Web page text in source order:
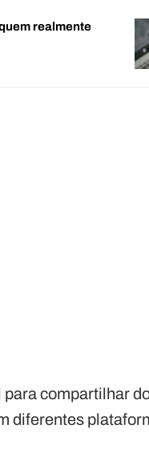
realmente
compartilhar
diferentes